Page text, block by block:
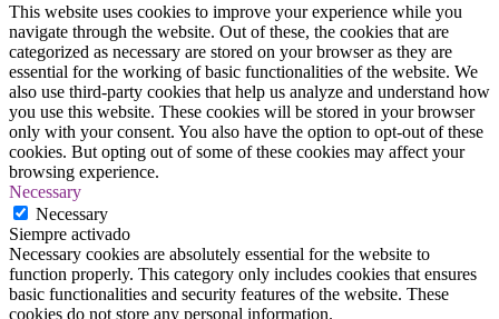
This website uses cookies to improve your experience while you
navigate through the website. Out of these, the cookies that are
categorized as necessary are stored on your browser as they are
essential for the working of basic functionalities of the website. We
also use third-party cookies that help us analyze and understand how
you use this website. These cookies will be stored in your browser
only with your consent. You also have the option to opt-out of these
cookies. But opting out of some of these cookies may affect your
browsing experience.
Necessary
Necessary
Siempre activado
Necessary cookies are absolutely essential for the website to
function properly. This category only includes cookies that ensures
basic functionalities and security features of the website. These
cookies do not store any personal information.